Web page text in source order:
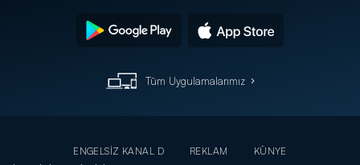
Tüm Uygulamalarımız
ENGELSİZ KANAL D REKLAM
KÜNYE